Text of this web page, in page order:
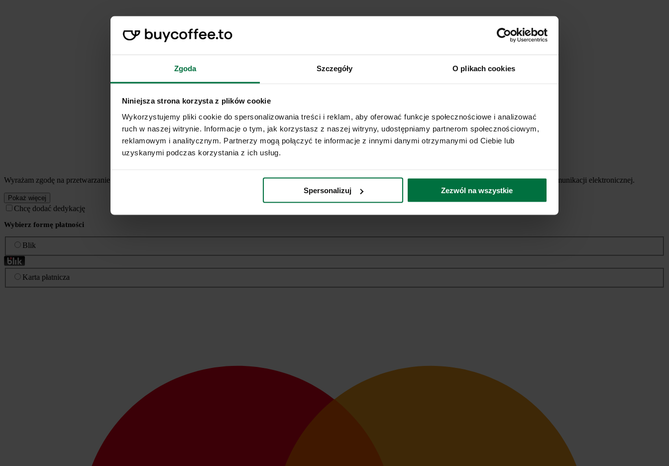
Zgoda Szczegóły O plikach cookies
Niniejsza strona korzysta z plików cookie
Wykorzystujemy pliki cookie do spersonalizowania treści i reklam, aby oferować funkcje społecznościowe i analizować
ruch w naszej witrynie. Informacje o tym, jak korzystasz z naszej witryny, udostępniamy partnerom społecznościowym,
reklamowym i analitycznym. Partnerzy mogą połączyć te informacje z innymi danymi otrzymanymi od Ciebie lub
uzyskanymi podczas korzystania z ich usług.
Spersonalizuj Zezwól na wszystkie
Wyrażam zgodę na przetwarzanie przez Coffee Media Sp. z o.o. moich danych osobowych w celach marketingowych dotyczących oferowanych usług, za pomocą środków komunikacji elektronicznej.
Pokaż więcej
Chcę dodać dedykację
Wybierz formę płatności
Blik
Karta płatnicza